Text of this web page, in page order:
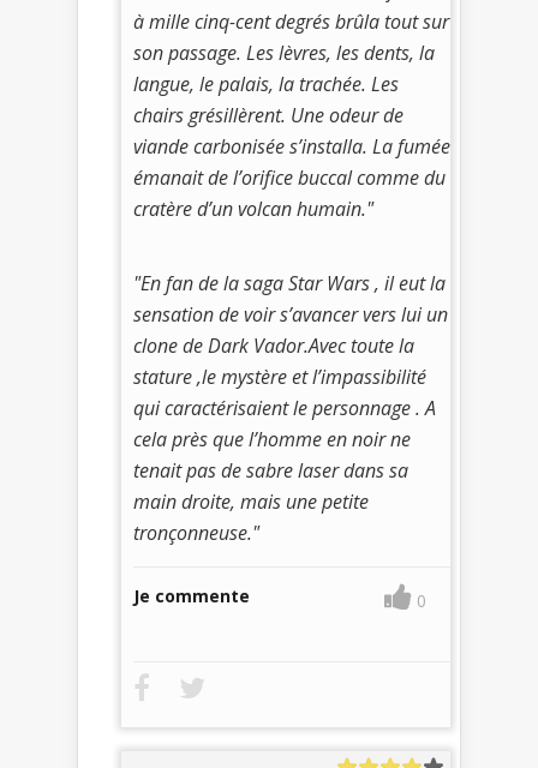
à mille cinq-cent degrés brûla tout sur
son passage. Les lèvres, les dents, la
langue, le palais, la trachée. Les
chairs grésillèrent. Une odeur de
viande carbonisée s’installa. La fumée
émanait de l’orifice buccal comme du
cratère d’un volcan humain."
"En fan de la saga Star Wars , il eut la
sensation de voir s’avancer vers lui un
clone de Dark Vador.Avec toute la
stature ,le mystère et l’impassibilité
qui caractérisaient le personnage . A
cela près que l’homme en noir ne
tenait pas de sabre laser dans sa
main droite, mais une petite
tronçonneuse."
Je commente 0